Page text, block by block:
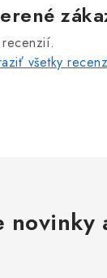
recenzií.
všetky
novinky